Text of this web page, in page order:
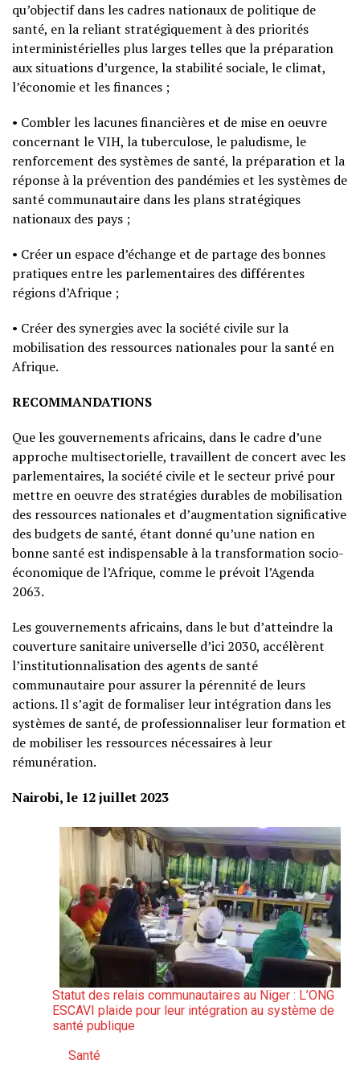
qu’objectif dans les cadres nationaux de politique de
santé, en la reliant stratégiquement à des priorités
interministérielles plus larges telles que la préparation
aux situations d’urgence, la stabilité sociale, le climat,
l’économie et les finances ;
• Combler les lacunes financières et de mise en oeuvre
concernant le VIH, la tuberculose, le paludisme, le
renforcement des systèmes de santé, la préparation et la
réponse à la prévention des pandémies et les systèmes de
santé communautaire dans les plans stratégiques
nationaux des pays ;
• Créer un espace d’échange et de partage des bonnes
pratiques entre les parlementaires des différentes
régions d’Afrique ;
• Créer des synergies avec la société civile sur la
mobilisation des ressources nationales pour la santé en
Afrique.
RECOMMANDATIONS
Que les gouvernements africains, dans le cadre d’une
approche multisectorielle, travaillent de concert avec les
parlementaires, la société civile et le secteur privé pour
mettre en oeuvre des stratégies durables de mobilisation
des ressources nationales et d’augmentation significative
des budgets de santé, étant donné qu’une nation en
bonne santé est indispensable à la transformation socio-
économique de l’Afrique, comme le prévoit l’Agenda
2063.
Les gouvernements africains, dans le but d’atteindre la
couverture sanitaire universelle d’ici 2030, accélèrent
l’institutionnalisation des agents de santé
communautaire pour assurer la pérennité de leurs
actions. Il s’agit de formaliser leur intégration dans les
systèmes de santé, de professionnaliser leur formation et
de mobiliser les ressources nécessaires à leur
rémunération.
Nairobi, le 12 juillet 2023
Statut des relais communautaires au Niger : L’ONG
ESCAVI plaide pour leur intégration au système de
santé publique
Par rapport à
Santé